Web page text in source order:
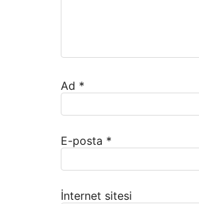
Ad *
E-posta *
İnternet sitesi